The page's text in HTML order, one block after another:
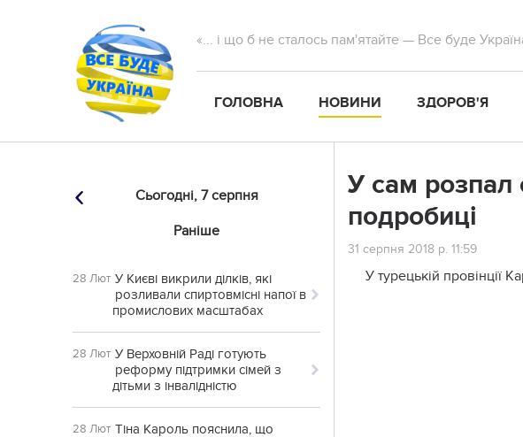
«... і що б не сталось пам'ятайте — Все буде
ГОЛОВНА НОВИНИ ЗДОРОВ'Я
Сьогодні, 7 серпня
Раніше
28 Лют У Києві викрили ділків, які
розливали спиртовмісні напої в
промислових масштабах
28 Лют У Верховній Раді готують
реформу підтримки сімей з
дітьми з інвалідністю
28 Лют Тіна Кароль пояснила, що
У сам розпал
подробиці
31 серпня 2018 р. 11:59
У турецькій провінції